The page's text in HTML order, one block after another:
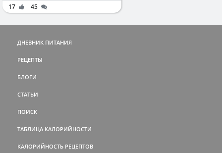
17 45
ДНЕВНИК ПИТАНИЯ
РЕЦЕПТЫ
БЛОГИ
СТАТЬИ
ПОИСК
ТАБЛИЦА КАЛОРИЙНОСТИ
КАЛОРИЙНОСТЬ РЕЦЕПТОВ